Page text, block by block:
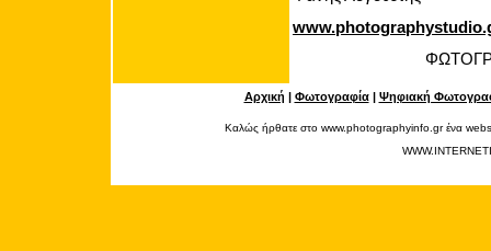
Αρχική | Φωτογραφία| Ψηφιακή
Καλώς ήρθατε στο www.photographyinfo.gr ένα